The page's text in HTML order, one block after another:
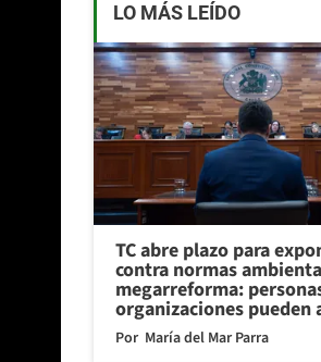
LO MÁS LEÍDO
TC abre plazo para
contra normas
megarreforma:
organizaciones pueden
Por María del Mar Parra